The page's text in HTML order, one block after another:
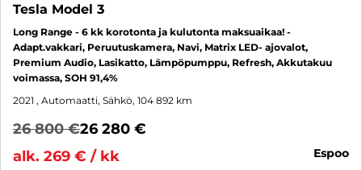
Tesla Model 3
Long Range - 6 kk korotonta ja kulutonta maksuaikaa! -
Adapt.vakkari, Peruutuskamera, Navi, Matrix LED- ajovalot,
Premium Audio, Lasikatto, Lämpöpumppu, Refresh, Akkutakuu
voimassa, SOH 91,4%
2021 , Automaatti, Sähkö, 104 892 km
26 800 €26 280 €
alk. 269 € / kk
espoo